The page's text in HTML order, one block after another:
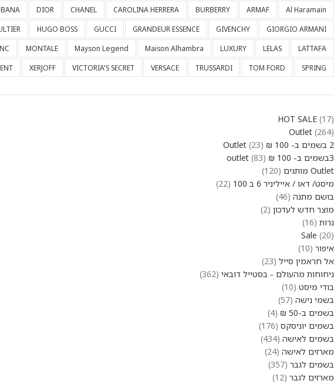
Al Haramain
ARMAF
BURBERRY
CAROLINA HERRERA
CHANEL
DIOR
GIORGIO ARMANI
GIVENCHY
GRANDEUR ESSENCE
GUCCI
HUGO BOSS
LATTAFA
LELAS
LUXURY
Maison Alhambra
Mayson Legend
MONTALE
SPRING
TOM FORD
TRUSSARDI
VERSACE
VICTORIA'S SECRET
XERJOFF
HOT SALE 17
Outlet 264
2 בשמים ב- 100 ₪ Outlet
23
3בשמים ב- 100 ₪ outlet
83
Outlet מותגים
120
מיסט/ דאו / אייליניר 6 ב 100
22
בושם מתנה 46
מוצר חדש לעדכון 2
נרות 16
Sale 20
איפור 10
אל חראמין סייל 23
ניחוחות מהעולם - בסטייל דובאי 362
בודי מיסט 10
בשמי נישה 57
בשמים ב-50 ₪
4
בשמים יוניסקס 176
בשמים לאישה 434
מארזים לאישה 24
בשמים לגבר 357
מארזים לגבר 12